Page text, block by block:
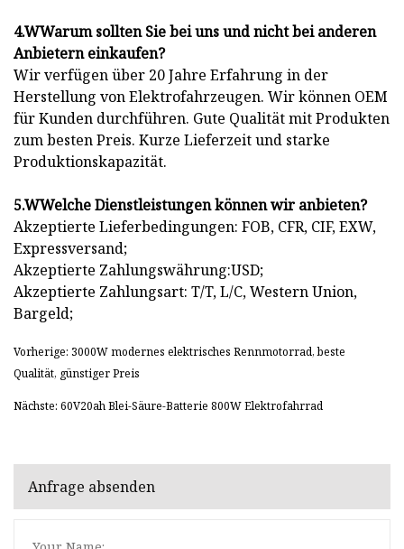
4.WWarum sollten Sie bei uns und nicht bei anderen
Anbietern einkaufen?
Wir verfügen über 20 Jahre Erfahrung in der
Herstellung von Elektrofahrzeugen. Wir können OEM
für Kunden durchführen. Gute Qualität mit Produkten
zum besten Preis. Kurze Lieferzeit und starke
Produktionskapazität.
5.WWelche Dienstleistungen können wir anbieten?
Akzeptierte Lieferbedingungen: FOB, CFR, CIF, EXW,
Expressversand;
Akzeptierte Zahlungswährung:USD;
Akzeptierte Zahlungsart: T/T, L/C, Western Union,
Bargeld;
Vorherige: 3000W modernes elektrisches Rennmotorrad, beste
Qualität, günstiger Preis
Nächste: 60V20ah Blei-Säure-Batterie 800W Elektrofahrrad
Anfrage absenden